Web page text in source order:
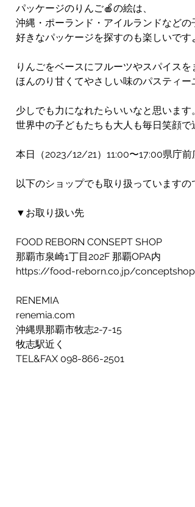
パッケージのりんご🍎の絵は、
沖縄・ポーランド・アイルランドなど
好きなパッケージを探すのも楽しいです
りんごをベースにフルーツやスパイスを
ほんのり甘くてやさしい味のパスティー
少しでも力になれたらいいなと思います。
世界中の子どもたちも大人も毎日笑顔
本日（2023/12/21）11:00〜17:00県庁
以下のショップでも取り扱っています
▼お取り扱い先
FOOD REBORN CONSEPT SHOP
那覇市泉崎1丁目202F 那覇OPA内
https://food-reborn.co.jp/conceptshop/
RENEMIA
renemia.com
沖縄県那覇市牧志2-7-15
牧志駅近く
TEL&FAX 098-866-2501